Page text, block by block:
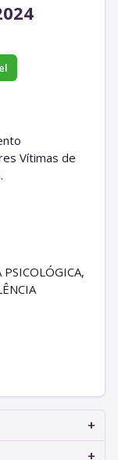
Vítimas de
PSICOLÓGICA,
+
+